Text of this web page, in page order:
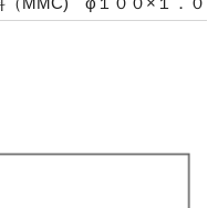
（MMC) φ１００×１．０T